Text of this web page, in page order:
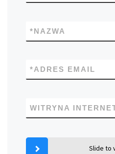
NAZWA
*
ADRES EMAIL
*
WITRYNA
Slide to